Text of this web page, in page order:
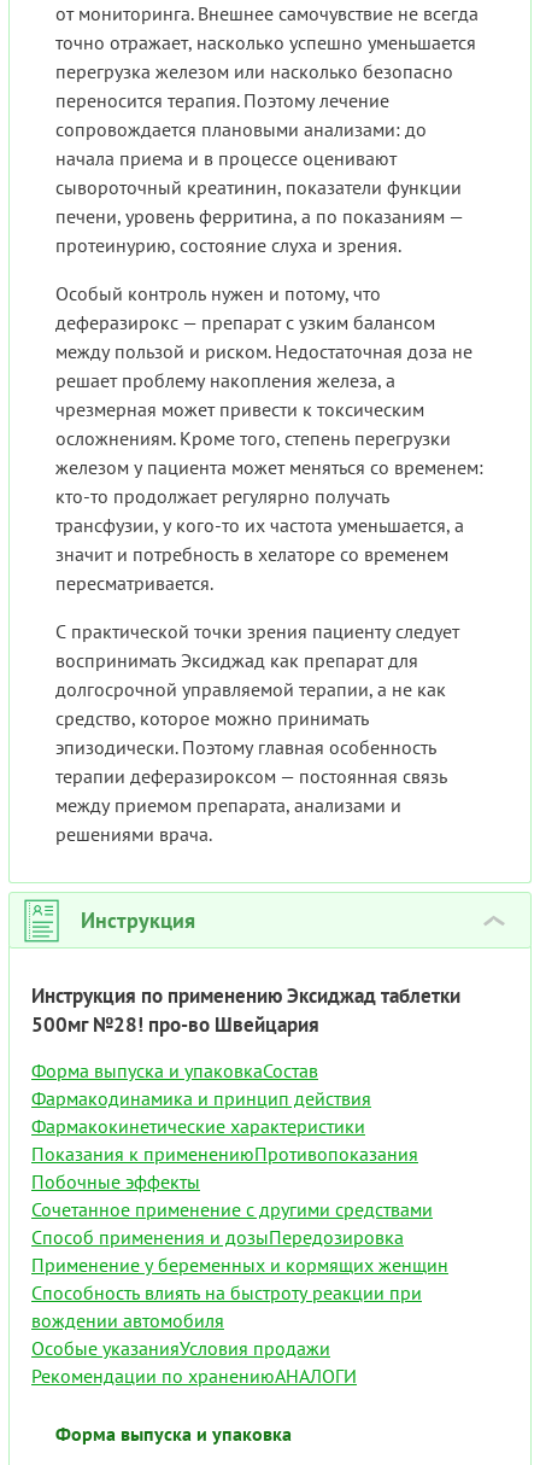
от мониторинга. Внешнее самочувствие не всегда
точно отражает, насколько успешно уменьшается
перегрузка железом или насколько безопасно
переносится терапия. Поэтому лечение
сопровождается плановыми анализами: до
начала приема и в процессе оценивают
сывороточный креатинин, показатели функции
печени, уровень ферритина, а по показаниям —
протеинурию, состояние слуха и зрения.
Особый контроль нужен и потому, что
деферазирокс — препарат с узким балансом
между пользой и риском. Недостаточная доза не
решает проблему накопления железа, а
чрезмерная может привести к токсическим
осложнениям. Кроме того, степень перегрузки
железом у пациента может меняться со временем:
кто-то продолжает регулярно получать
трансфузии, у кого-то их частота уменьшается, а
значит и потребность в хелаторе со временем
пересматривается.
С практической точки зрения пациенту следует
воспринимать Эксиджад как препарат для
долгосрочной управляемой терапии, а не как
средство, которое можно принимать
эпизодически. Поэтому главная особенность
терапии деферазироксом — постоянная связь
между приемом препарата, анализами и
решениями врача.
Инструкция ›
Инструкция по применению Эксиджад таблетки
500мг №28! про-во Швейцария
Форма выпуска и упаковкаСостав
Фармакодинамика и принцип действия
Фармакокинетические характеристики
Показания к применениюПротивопоказания
Побочные эффекты
Сочетанное применение с другими средствами
Способ применения и дозыПередозировка
Применение у беременных и кормящих женщин
Способность влиять на быстроту реакции при
вождении автомобиля
Особые указанияУсловия продажи
Рекомендации по хранениюАНАЛОГИ
Форма выпуска и упаковка